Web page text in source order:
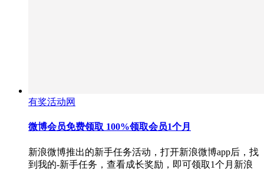
有奖活动网
微博会员免费领取 100%领取会员1个月
新浪微博推出的新手任务活动，打开新浪微博app后，找
到我的-新手任务，查看成长奖励，即可领取1个月新浪